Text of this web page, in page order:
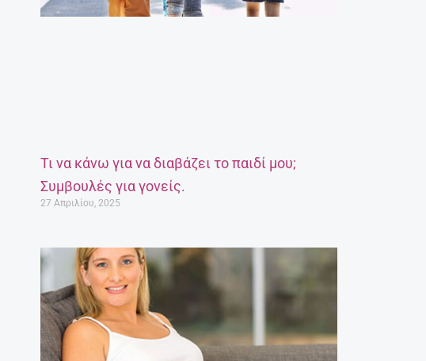
Τι να κάνω για να διαβάζει το παιδί μου;
Συμβουλές για γονείς.
27 Απριλίου, 2025